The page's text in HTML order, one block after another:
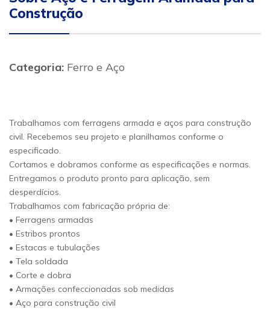
Construção
Categoria: Ferro e Aço
Trabalhamos com ferragens armada e aços para construção
civil. Recebemos seu projeto e planilhamos conforme o
especificado.
Cortamos e dobramos conforme as especificações e normas.
Entregamos o produto pronto para aplicação, sem
desperdícios.
Trabalhamos com fabricação própria de:
• Ferragens armadas
• Estribos prontos
• Estacas e tubulações
• Tela soldada
• Corte e dobra
• Armações confeccionadas sob medidas
• Aço para construção civil